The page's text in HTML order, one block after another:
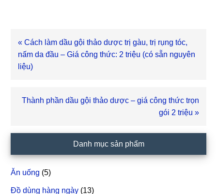
Bài
viết
trước
« Cách làm dầu gội thảo dược trị gàu, trị rụng tóc,
nấm da đầu – Giá công thức: 2 triệu (có sẵn nguyên
liệu)
Bài
Thành phần dầu gội thảo dược – giá công thức trọn
gói 2 triệu »
chính
Danh mục sản phẩm
Ăn uống (5)
Đồ dùng hàng ngày (13)